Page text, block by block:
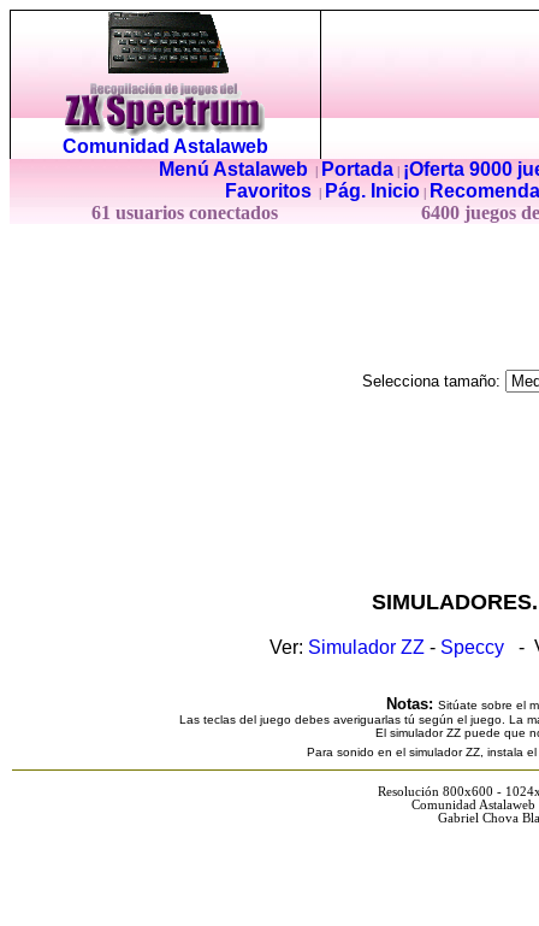
Comunidad Astalaweb
Menú Astalaweb| Portada|
¡Oferta 9000
Favoritos
Pág. Inicio
61 usuarios conectados
6400 juegos
Selecciona tamaño:
Ver: Simulador ZZ - Speccy -
Notas: Sitúate sobre el
Las teclas del juego debes averiguarlas tú según el juego. La
El simulador ZZ puede que
Para sonido en el simulador ZZ, instala
Resolución 800x600 -
Comunidad
Gabriel Chova